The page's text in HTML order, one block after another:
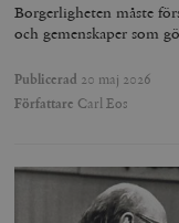
Borgerligheten måste
och gemenskaper som
Publicerad 20 maj 2026
Författare Carl Eos